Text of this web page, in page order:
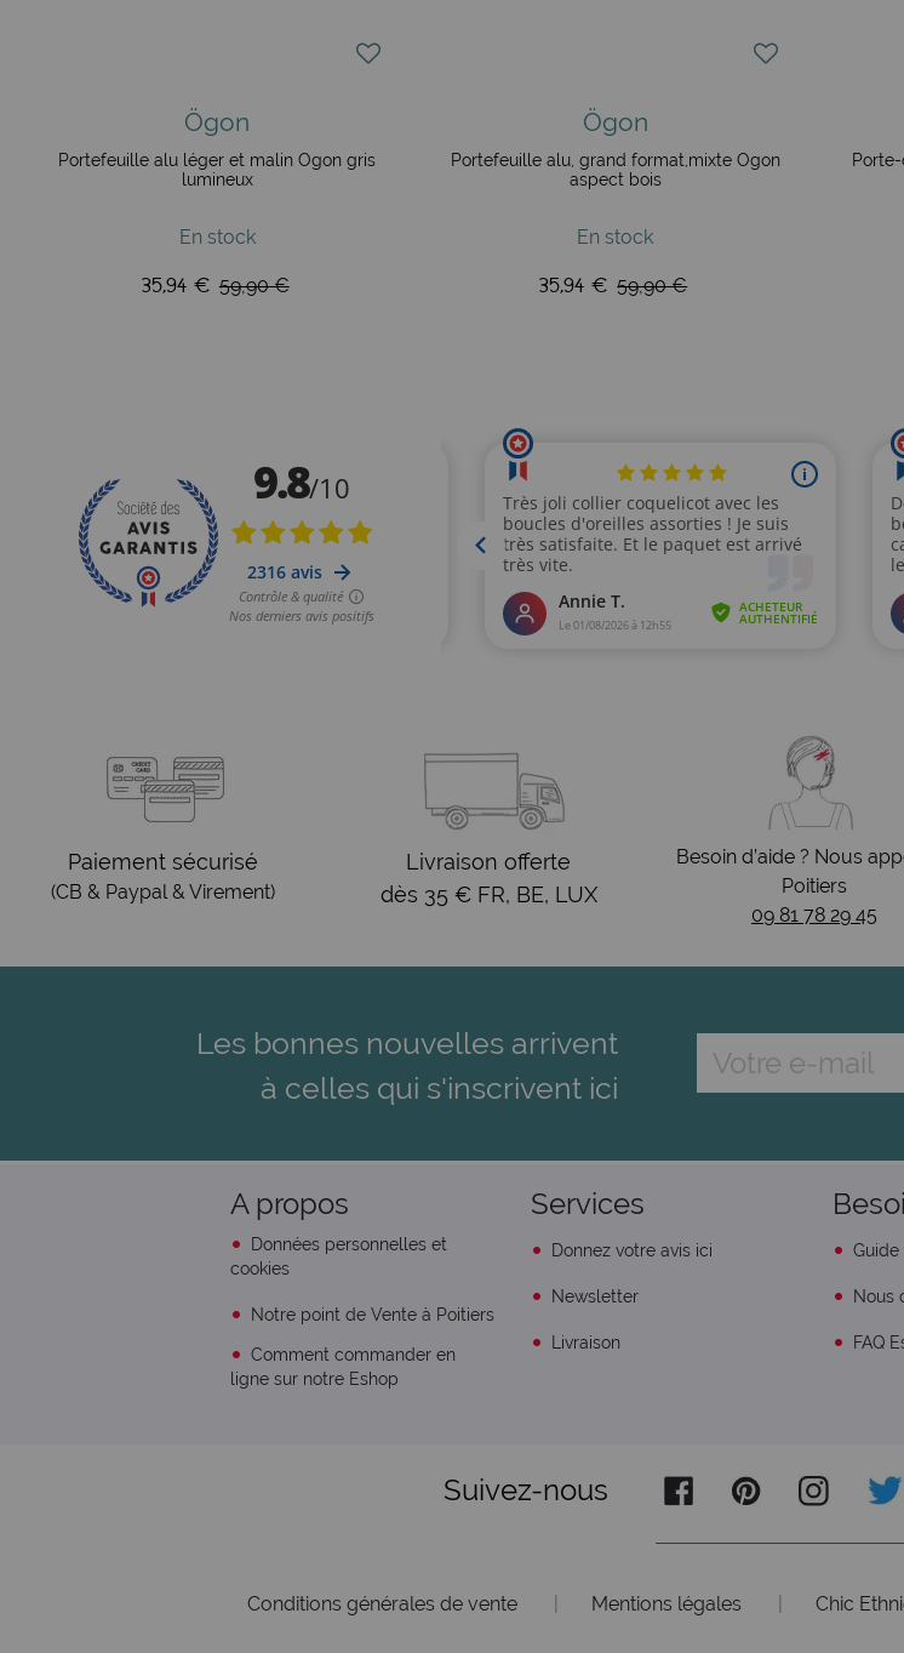
Ögon
Portefeuille alu léger et malin Ögon gris
lumineux
En stock
35,94 € 59,90 €
Ögon
Portefeuille alu, grand format,mixte Ögon
aspect bois
En stock
35,94 € 59,90 €
Paiement sécurisé
(CB & Paypal & Virement)
Livraison offerte
dès 35 € FR, BE, LUX
Besoin d’aide ? Nous
Poitiers
09 81 78 29 45
Les bonnes nouvelles arrivent
à celles qui s'inscrivent ici
A propos
Données personnelles et
cookies
Notre point de Vente à Poitiers
Comment commander en
ligne sur notre Eshop
Services
Donnez votre avis ici
Newsletter
Livraison
Nous
FAQ
Suivez-nous
Conditions générales de vente Mentions légales Chic